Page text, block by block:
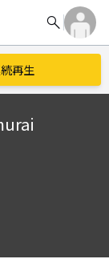
search
再生